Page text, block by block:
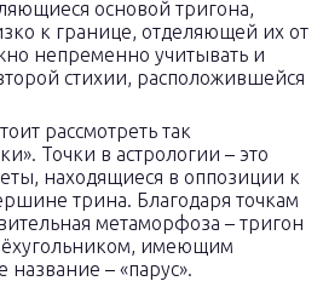
основой тригона,
к границе, отделяющей их от
непременно учитывать и
стихии, расположившейся
рассмотреть так
Точки в астрологии – это
находящиеся в оппозиции к
трина. Благодаря точкам
метаморфоза – тригон
имеющим
– «парус».